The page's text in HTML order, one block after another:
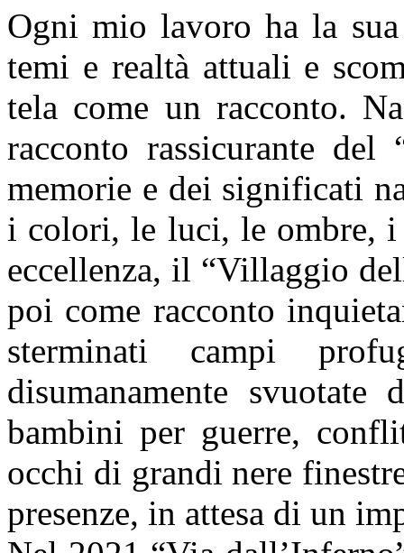
Ogni mio lavoro ha la
temi e realtà attuali e
tela come un racconto.
racconto rassicurante
memorie e dei significati
i colori, le luci, le ombre,
eccellenza, il “Villaggio
poi come racconto
sterminati campi
disumanamente
bambini per guerre,
occhi di grandi nere
presenze, in attesa di un